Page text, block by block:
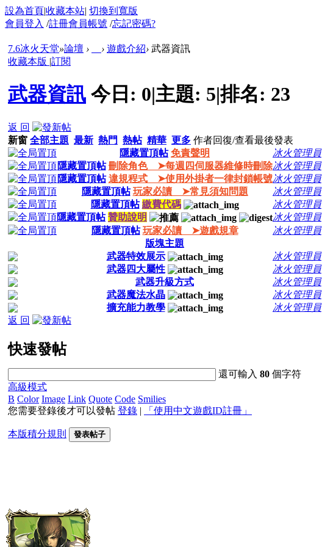
設為首頁|收藏本站| 切換到寬版
會員登入 /註冊會員帳號 /忘記密碼?
7.6冰火天堂»論壇 › › 遊戲介紹› 武器資訊
收藏本版 |訂閱
武器資訊 今日: 0|主題: 5|排名: 23
返 回
新窗 全部主題 最新 熱門 熱帖 精華 更多 作者回復/查看最後發表
隱藏置頂帖 免責聲明 冰火管理員
隱藏置頂帖 刪除角色 ➤每週四伺服器維修時刪除冰火管理員
隱藏置頂帖 違規程式 ➤使用外掛者一律封鎖帳號冰火管理員
隱藏置頂帖 玩家必讀 ➤常見須知問題 冰火管理員
隱藏置頂帖 繳費代碼 冰火管理員
隱藏置頂帖 贊助說明 冰火管理員
隱藏置頂帖 玩家必讀 ➤遊戲規章 冰火管理員
版塊主題
武器特效展示
冰火管理員
武器四大屬性
冰火管理員
武器升級方式
冰火管理員
武器魔法水晶
冰火管理員
擴充能力教學
冰火管理員
返 回
快速發帖
還可輸入80 個字符
高級模式
B Color Image Link Quote Code Smilies
您需要登錄後才可以發帖 登錄 | 「使用中文遊戲ID註冊」
本版積分規則 發表帖子